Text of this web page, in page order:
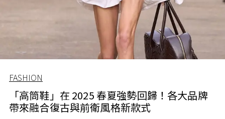
FASHION
「高筒鞋」在 2025 春夏強勢回歸！各大品牌
帶來融合復古與前衛風格新款式